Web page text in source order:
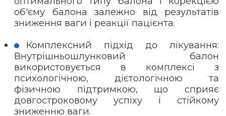
об'єму балона залежно від результатів
зниження ваги і реакції пацієнта.
Комплексний підхід до лікування:
Внутрішньошлунковий балон
використовується в комплексі з
психологічною, дієтологічною та
фізичною підтримкою, що сприяє
довгостроковому успіху і стійкому
зниженню ваги.